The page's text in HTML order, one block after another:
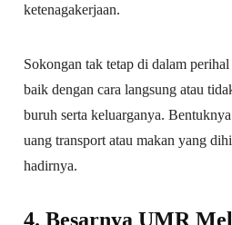
ketenagakerjaan.
Sokongan tak tetap di dalam
baik dengan cara langsung atau
buruh serta keluarganya.
uang transport atau makan yang
hadirnya.
4. Besarnya UMR